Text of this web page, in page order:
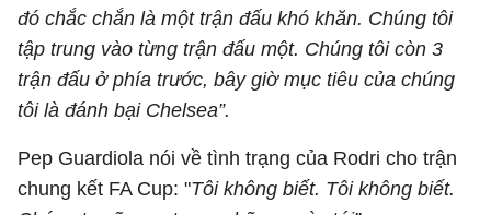
đó chắc chắn là một trận đấu khó khăn. Chúng tôi
tập trung vào từng trận đấu một. Chúng tôi còn 3
trận đấu ở phía trước, bây giờ mục tiêu của chúng
tôi là đánh bại Chelsea”.
Pep Guardiola nói về tình trạng của Rodri cho trận
chung kết FA Cup: "Tôi không biết. Tôi không biết.